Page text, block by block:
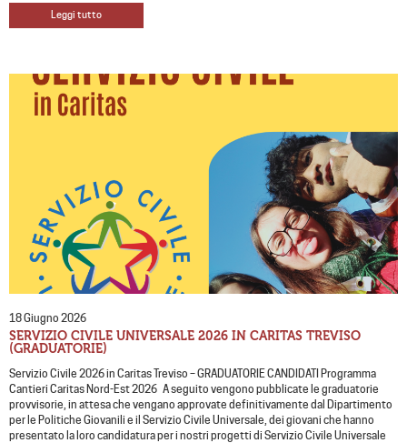
Leggi tutto
18 Giugno 2026
SERVIZIO CIVILE UNIVERSALE 2026 IN CARITAS TREVISO
(GRADUATORIE)
Servizio Civile 2026 in Caritas Treviso – GRADUATORIE CANDIDATI Programma
Cantieri Caritas Nord-Est 2026 A seguito vengono pubblicate le graduatorie
provvisorie, in attesa che vengano approvate definitivamente dal Dipartimento
per le Politiche Giovanili e il Servizio Civile Universale, dei giovani che hanno
presentato la loro candidatura per i nostri progetti di Servizio Civile Universale